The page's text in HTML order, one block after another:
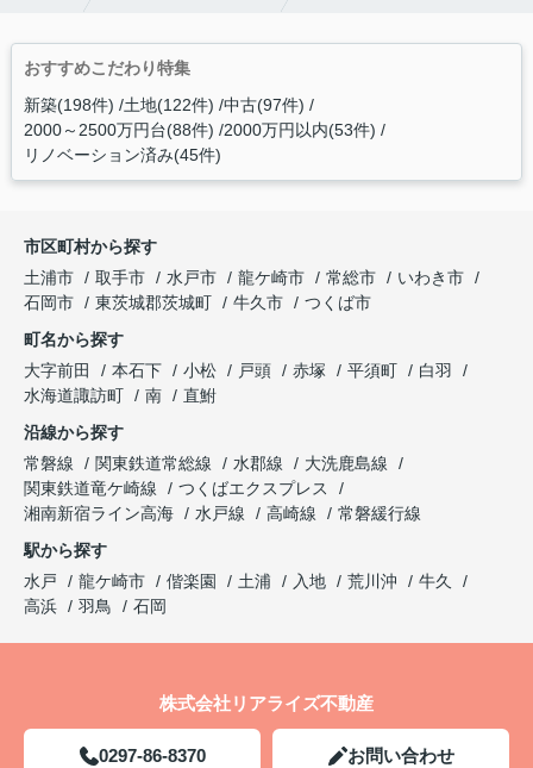
おすすめこだわり特集
新築(198件) 土地(122件) 中古(97件)
2000～2500万円台(88件) 2000万円以内(53件)
リノベーション済み(45件)
市区町村から探す
土浦市
取手市 水戸市 龍ケ崎市 常総市
いわき市
石岡市
東茨城郡茨城町 牛久市
つくば市
町名から探す
大字前田
本石下 小松 戸頭 赤塚 平須町
白羽
水海道諏訪町
南
直鮒
沿線から探す
常磐線
関東鉄道常総線 水郡線
大洗鹿島線
関東鉄道竜ケ崎線
つくばエクスプレス
湘南新宿ライン高海
水戸線 高崎線
常磐緩行線
駅から探す
水戸
龍ケ崎市 偕楽園 土浦 入地 荒川沖
牛久
高浜
羽鳥 石岡
株式会社リアライズ不動産
0297-86-8370 お問い合わせ